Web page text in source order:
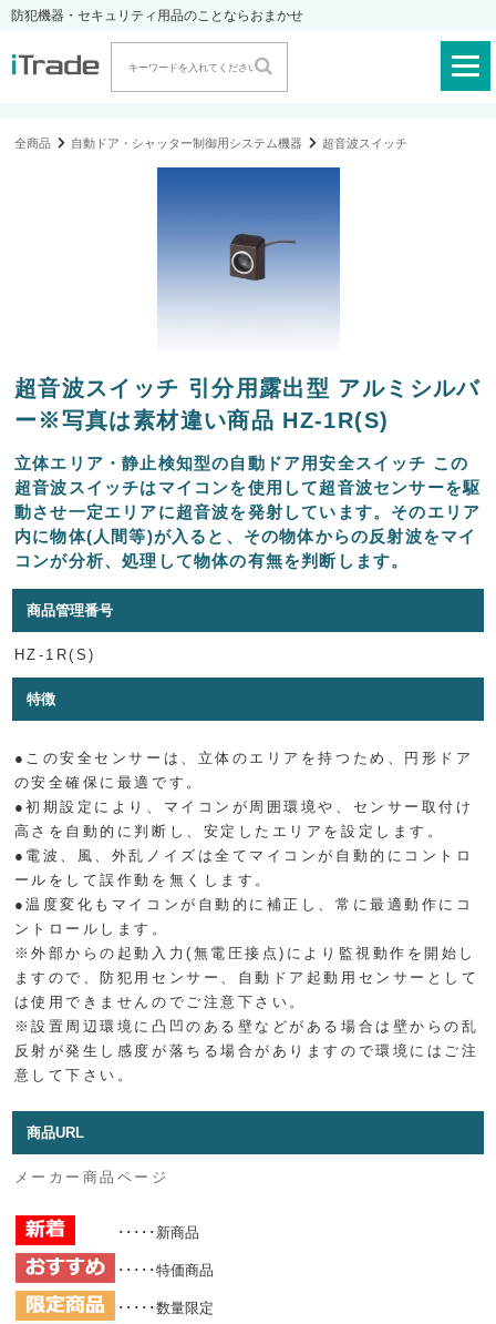
防犯機器・セキュリティ用品のことならおまかせ
全商品 自動ドア・シャッター制御用システム機器 超音波スイッチ
超音波スイッチ 引分用露出型 アルミシルバ
ー※写真は素材違い商品 HZ-1R(S)
立体エリア・静止検知型の自動ドア用安全スイッチ この
超音波スイッチはマイコンを使用して超音波センサーを駆
動させ一定エリアに超音波を発射しています。そのエリア
内に物体(人間等)が入ると、その物体からの反射波をマイ
コンが分析、処理して物体の有無を判断します。
商品管理番号
HZ-1R(S)
特徴
●この安全センサーは、立体のエリアを持つため、円形ドア
の安全確保に最適です。
●初期設定により、マイコンが周囲環境や、センサー取付け
高さを自動的に判断し、安定したエリアを設定します。
●電波、風、外乱ノイズは全てマイコンが自動的にコントロ
ールをして誤作動を無くします。
●温度変化もマイコンが自動的に補正し、常に最適動作にコ
ントロールします。
※外部からの起動入力(無電圧接点)により監視動作を開始し
ますので、防犯用センサー、自動ドア起動用センサーとして
は使用できませんのでご注意下さい。
※設置周辺環境に凸凹のある壁などがある場合は壁からの乱
反射が発生し感度が落ちる場合がありますので環境にはご注
意して下さい。
商品URL
メーカー商品ページ
･････新商品
･････特価商品
･････数量限定